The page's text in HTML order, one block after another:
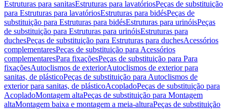
Estruturas para sanitasEstruturas para lavatóriosPeças de substituição
para Estruturas para lavatóriosEstruturas para bidésPeças de
substituição para Estruturas para bidésEstruturas para urinóisPeças
de substituição para Estruturas para urinóisEstruturas para
duchesPeças de substituição para Estruturas para duchesAcessórios
complementaresPeças de substituição para Acessórios
complementaresPara fixaçõesPeças de substituição para Para
fixaçõesAutoclismos de exteriorAutoclismos de exterior para
sanitas, de plásticoPeças de substituição para Autoclismos de
exterior para sanitas, de plásticoAcopladoPeças de substituição para
AcopladoMontagem altaPeças de substituição para Montagem
altaMontagem baixa e montagem a meia-alturaPeças de substituição